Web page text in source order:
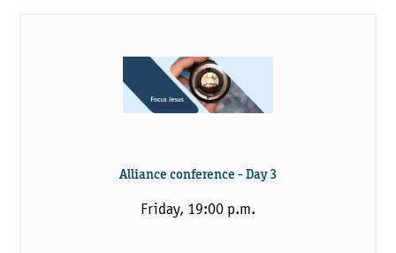
Alliance conference - Day 3
Friday, 19:00 p.m.